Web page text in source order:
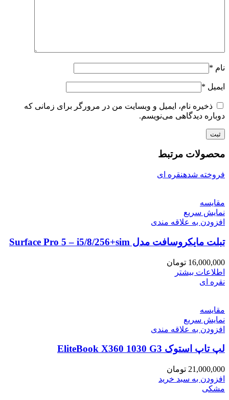
نام *
ایمیل *
ذخیره نام، ایمیل و وبسایت من در مرورگر برای زمانی که
دوباره دیدگاهی می‌نویسم.
محصولات مرتبط
فروخته شدهنقره ای
مقايسه
نمایش سریع
افزودن به علاقه مندی
تبلت مایکروسافت مدل Surface Pro 5 – i5/8/256+sim
16,000,000 تومان
اطلاعات بیشتر
نقره ای
مقايسه
نمایش سریع
افزودن به علاقه مندی
لپ تاپ استوک EliteBook X360 1030 G3
21,000,000 تومان
افزودن به سبد خرید
مشکی